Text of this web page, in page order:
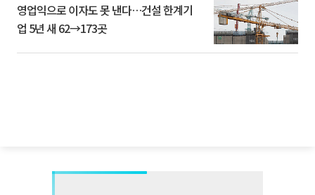
영업익으로 이자도 못 낸다…건설 한계기
업 5년 새 62→173곳